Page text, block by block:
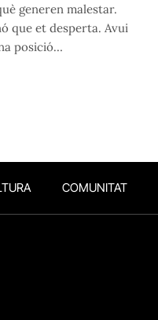
generen malestar.
que et desperta. Avui
posició…
COMUNITAT